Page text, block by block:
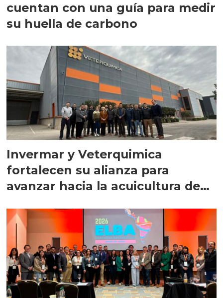
cuentan con una guía para medir
su huella de carbono
Invermar y Veterquimica
fortalecen su alianza para
avanzar hacia la acuicultura de